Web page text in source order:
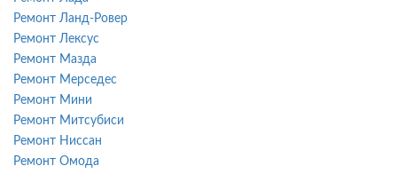
Ремонт Ланд-Ровер
Ремонт Лексус
Ремонт Мазда
Ремонт Мерседес
Ремонт Мини
Ремонт Митсубиси
Ремонт Ниссан
Ремонт Омода